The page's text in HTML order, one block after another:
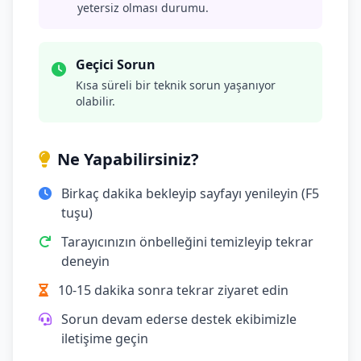
yetersiz olması durumu.
Geçici Sorun
Kısa süreli bir teknik sorun yaşanıyor
olabilir.
Ne Yapabilirsiniz?
Birkaç dakika bekleyip sayfayı yenileyin (F5
tuşu)
Tarayıcınızın önbelleğini temizleyip tekrar
deneyin
10-15 dakika sonra tekrar ziyaret edin
Sorun devam ederse destek ekibimizle
iletişime geçin